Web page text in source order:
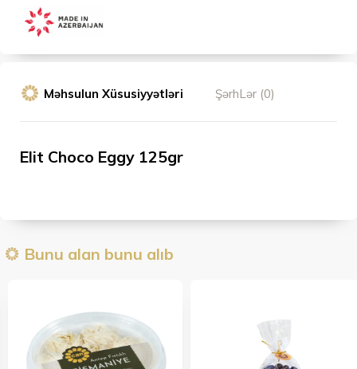
Məhsulun Xüsusiyyətləri ŞərhLər (0)
Elit Choco Eggy 125gr
Bunu alan bunu alıb